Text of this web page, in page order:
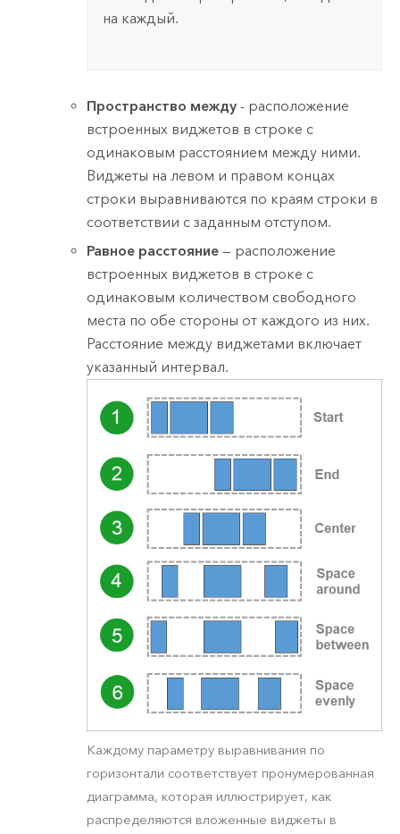
на каждый.
Пространство между - расположение
встроенных виджетов в строке с
одинаковым расстоянием между ними.
Виджеты на левом и правом концах
строки выравниваются по краям строки в
соответствии с заданным отступом.
Равное расстояние — расположение
встроенных виджетов в строке с
одинаковым количеством свободного
места по обе стороны от каждого из них.
Расстояние между виджетами включает
указанный интервал.
Каждому параметру выравнивания по
горизонтали соответствует пронумерованная
диаграмма, которая иллюстрирует, как
распределяются вложенные виджеты в